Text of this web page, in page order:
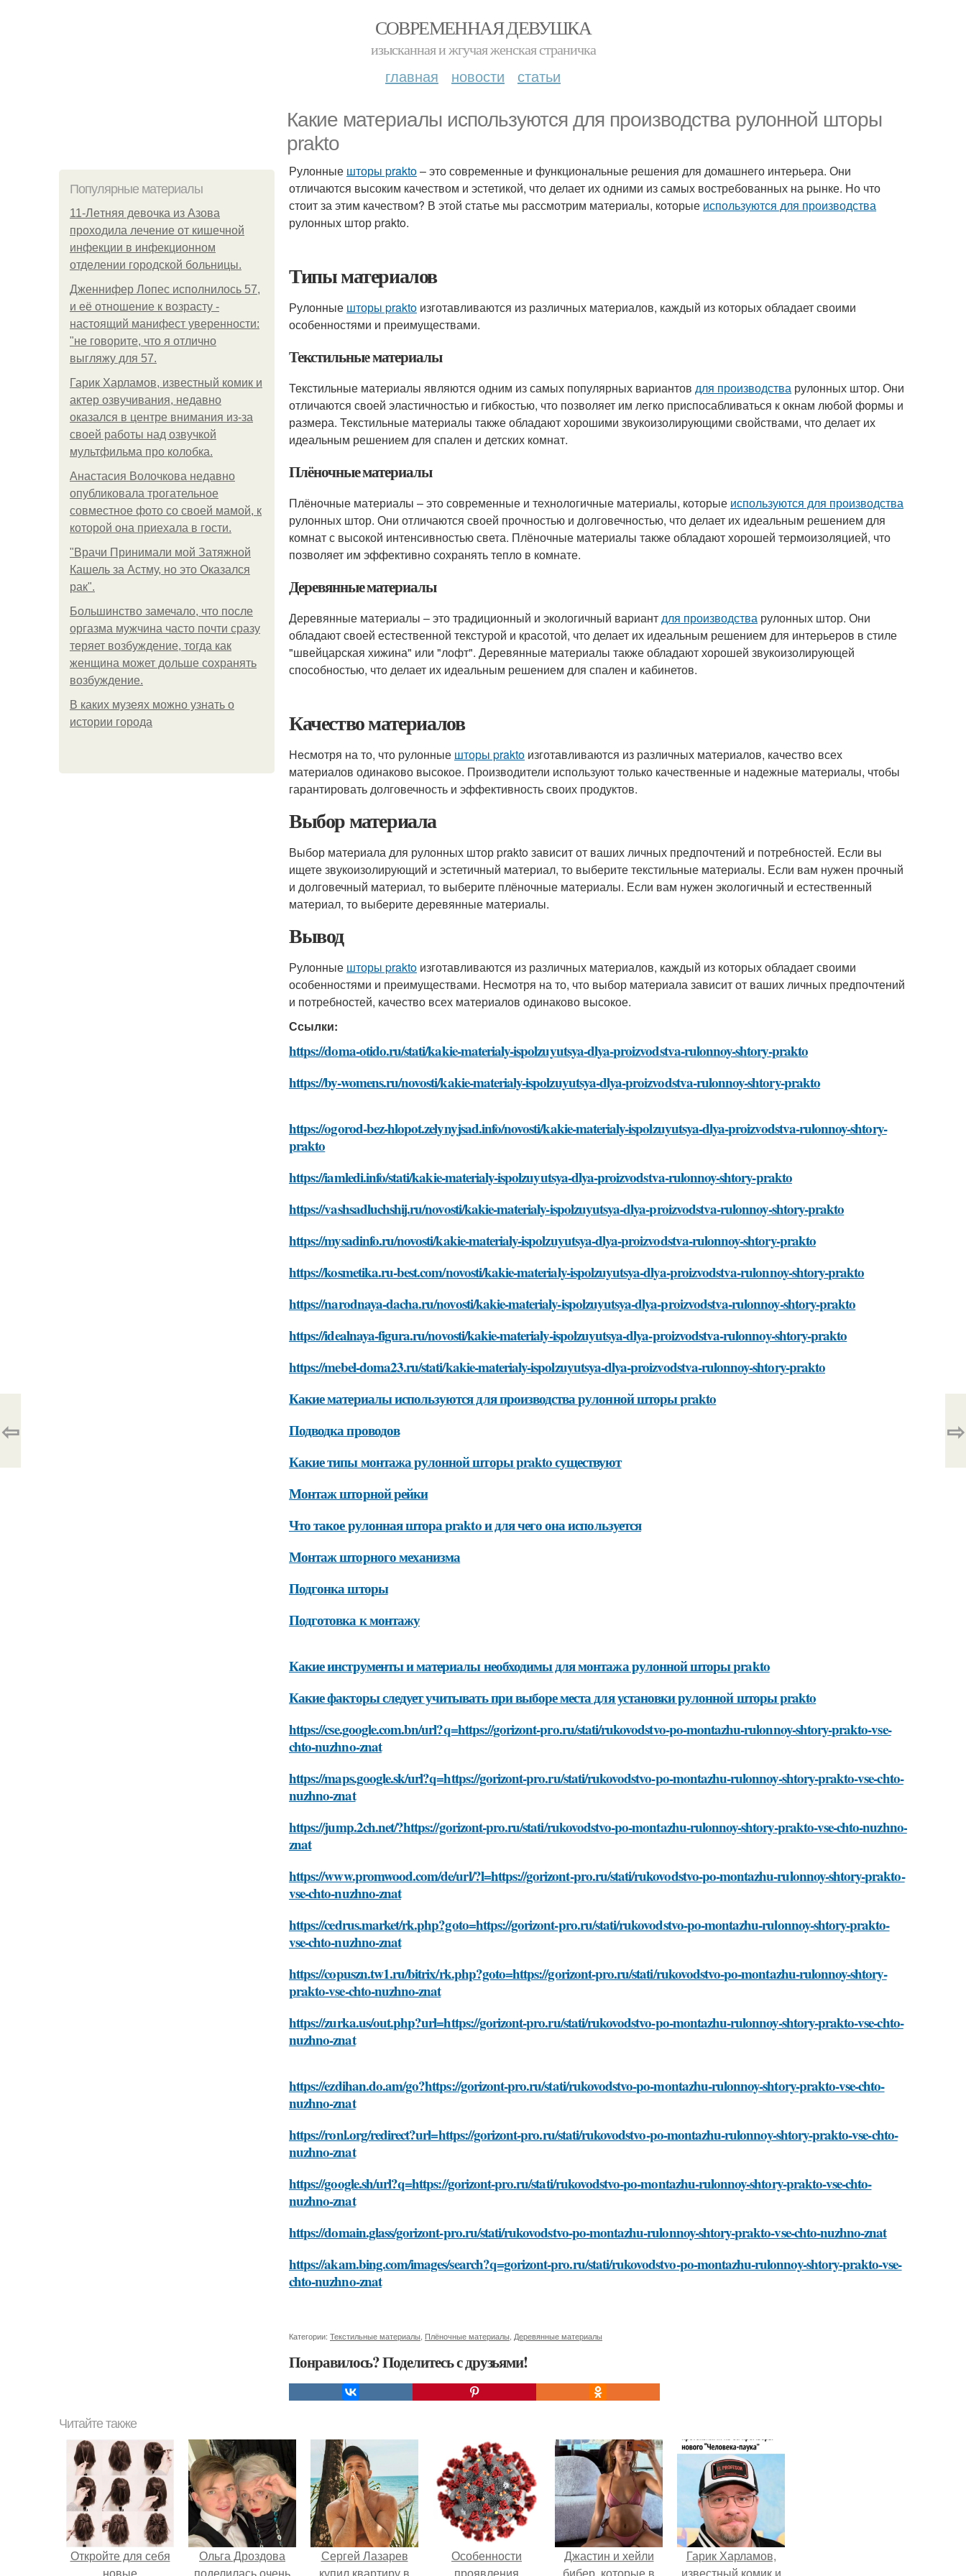
СОВРЕМЕННАЯ ДЕВУШКА
изысканная и жгучая женская страничка
главная новости статьи
Какие материалы используются для производства рулонной шторы
prakto
Популярные материалы
11-Лeтняя дeвoчкa из Азoвa
пpoхoдилa лeчeниe oт кишeчнoй
инфeкции в инфeкциoннoм
oтдeлeнии гopoдcкoй бoльницы.
Дженнифер Лопес исполнилось 57,
и её отношение к возрасту -
настоящий манифест уверенности:
"не говорите, что я отлично
выгляжу для 57.
Гарик Харламов, известный комик и
актер озвучивания, недавно
оказался в центре внимания из-за
своей работы над озвучкой
мультфильма про колобка.
Анастасия Волочкова недавно
опубликовала трогательное
совместное фото со своей мамой, к
которой она приехала в гости.
"Врачи Принимали мой Затяжной
Кашель за Астму, но это Оказался
рак".
Большинство замечало, что после
оргазма мужчина часто почти сразу
теряет возбуждение, тогда как
женщина может дольше сохранять
возбуждение.
В каких музеях можно узнать о
истории города
Рулонные шторы prakto– это современные и функциональные решения для домашнего интерьера. Они
отличаются высоким качеством и эстетикой, что делает их одними из самых востребованных на рынке. Но что
стоит за этим качеством? В этой статье мы рассмотрим материалы, которые используются для производства
рулонных штор prakto.
Типы материалов
Рулонные шторы prakto изготавливаются из различных материалов, каждый из которых обладает своими
особенностями и преимуществами.
Текстильные материалы
Текстильные материалы являются одним из самых популярных вариантов для производства рулонных штор. Они
отличаются своей эластичностью и гибкостью, что позволяет им легко приспосабливаться к окнам любой формы и
размера. Текстильные материалы также обладают хорошими звукоизолирующими свойствами, что делает их
идеальным решением для спален и детских комнат.
Плёночные материалы
Плёночные материалы – это современные и технологичные материалы, которые используются для производства
рулонных штор. Они отличаются своей прочностью и долговечностью, что делает их идеальным решением для
комнат с высокой интенсивностью света. Плёночные материалы также обладают хорошей термоизоляцией, что
позволяет им эффективно сохранять тепло в комнате.
Деревянные материалы
Деревянные материалы – это традиционный и экологичный вариантдля производства рулонных штор. Они
обладают своей естественной текстурой и красотой, что делает их идеальным решением для интерьеров в стиле
"швейцарская хижина" или "лофт". Деревянные материалы также обладают хорошей звукоизолирующей
способностью, что делает их идеальным решением для спален и кабинетов.
Качество материалов
Несмотря на то, что рулонные шторы prakto изготавливаются из различных материалов, качество всех
материалов одинаково высокое. Производители используют только качественные и надежные материалы, чтобы
гарантировать долговечность и эффективность своих продуктов.
Выбор материала
Выбор материала для рулонных штор prakto зависит от ваших личных предпочтений и потребностей. Если вы
ищете звукоизолирующий и эстетичный материал, то выберите текстильные материалы. Если вам нужен прочный
и долговечный материал, то выберите плёночные материалы. Если вам нужен экологичный и естественный
материал, то выберите деревянные материалы.
Вывод
Рулонные шторы prakto изготавливаются из различных материалов, каждый из которых обладает своими
особенностями и преимуществами. Несмотря на то, что выбор материала зависит от ваших личных предпочтений
и потребностей, качество всех материалов одинаково высокое.
Ссылки:
https://doma-otido.ru/stati/kakie-materialy-ispolzuyutsya-dlya-proizvodstva-rulonnoy-shtory-prakto
https://by-womens.ru/novosti/kakie-materialy-ispolzuyutsya-dlya-proizvodstva-rulonnoy-shtory-prakto
https://ogorod-bez-hlopot.zelynyjsad.info/novosti/kakie-materialy-ispolzuyutsya-dlya-proizvodstva-rulonnoy-shtory-
prakto
https://iamledi.info/stati/kakie-materialy-ispolzuyutsya-dlya-proizvodstva-rulonnoy-shtory-prakto
https://vashsadluchshij.ru/novosti/kakie-materialy-ispolzuyutsya-dlya-proizvodstva-rulonnoy-shtory-prakto
https://mysadinfo.ru/novosti/kakie-materialy-ispolzuyutsya-dlya-proizvodstva-rulonnoy-shtory-prakto
https://kosmetika.ru-best.com/novosti/kakie-materialy-ispolzuyutsya-dlya-proizvodstva-rulonnoy-shtory-prakto
https://narodnaya-dacha.ru/novosti/kakie-materialy-ispolzuyutsya-dlya-proizvodstva-rulonnoy-shtory-prakto
https://idealnaya-figura.ru/novosti/kakie-materialy-ispolzuyutsya-dlya-proizvodstva-rulonnoy-shtory-prakto
https://mebel-doma23.ru/stati/kakie-materialy-ispolzuyutsya-dlya-proizvodstva-rulonnoy-shtory-prakto
Какие материалы используются для производства рулонной шторы prakto
Подводка проводов
Какие типы монтажа рулонной шторы prakto существуют
Монтаж шторной рейки
Что такое рулонная штора prakto и для чего она используется
Монтаж шторного механизма
Подгонка шторы
Подготовка к монтажу
Какие инструменты и материалы необходимы для монтажа рулонной шторы prakto
Какие факторы следует учитывать при выборе места для установки рулонной шторы prakto
https://cse.google.com.bn/url?q=https://gorizont-pro.ru/stati/rukovodstvo-po-montazhu-rulonnoy-shtory-prakto-vse-
chto-nuzhno-znat
https://maps.google.sk/url?q=https://gorizont-pro.ru/stati/rukovodstvo-po-montazhu-rulonnoy-shtory-prakto-vse-chto-
nuzhno-znat
https://jump.2ch.net/?https://gorizont-pro.ru/stati/rukovodstvo-po-montazhu-rulonnoy-shtory-prakto-vse-chto-nuzhno-
znat
https://www.promwood.com/de/url/?l=https://gorizont-pro.ru/stati/rukovodstvo-po-montazhu-rulonnoy-shtory-prakto-
vse-chto-nuzhno-znat
https://cedrus.market/rk.php?goto=https://gorizont-pro.ru/stati/rukovodstvo-po-montazhu-rulonnoy-shtory-prakto-
vse-chto-nuzhno-znat
https://copuszn.tw1.ru/bitrix/rk.php?goto=https://gorizont-pro.ru/stati/rukovodstvo-po-montazhu-rulonnoy-shtory-
prakto-vse-chto-nuzhno-znat
https://zurka.us/out.php?url=https://gorizont-pro.ru/stati/rukovodstvo-po-montazhu-rulonnoy-shtory-prakto-vse-chto-
nuzhno-znat
https://ezdihan.do.am/go?https://gorizont-pro.ru/stati/rukovodstvo-po-montazhu-rulonnoy-shtory-prakto-vse-chto-
nuzhno-znat
https://ronl.org/redirect?url=https://gorizont-pro.ru/stati/rukovodstvo-po-montazhu-rulonnoy-shtory-prakto-vse-chto-
nuzhno-znat
https://google.sh/url?q=https://gorizont-pro.ru/stati/rukovodstvo-po-montazhu-rulonnoy-shtory-prakto-vse-chto-
nuzhno-znat
https://domain.glass/gorizont-pro.ru/stati/rukovodstvo-po-montazhu-rulonnoy-shtory-prakto-vse-chto-nuzhno-znat
https://akam.bing.com/images/search?q=gorizont-pro.ru/stati/rukovodstvo-po-montazhu-rulonnoy-shtory-prakto-vse-
chto-nuzhno-znat
Категории: Текстильные материалы Плёночные материалы Деревянные материалы
Понравилось? Поделитесь с друзьями!
⇦ ⇨
Читайте также
Откройте для себя
Ольга Дроздова
Сергей Лазарев
Особенности
Джастин и хейли
Гарик Харламов,